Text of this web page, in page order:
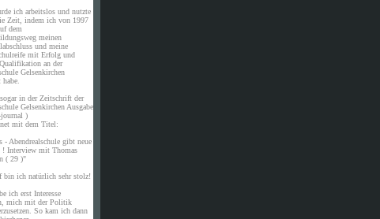
ich arbeitslos und nutzte
Zeit, indem ich von 1997
dem
meinen
und meine
mit Erfolg und
an der
Gelsenkirchen
in der Zeitschrift der
Gelsenkirchen Ausgabe
journal )
mit dem Titel:
- Abendrealschule gibt neue
! Interview mit Thomas
( 29 )"
bin ich natürlich sehr stolz!
ich erst Interesse
mich mit der Politik
So kam ich dann